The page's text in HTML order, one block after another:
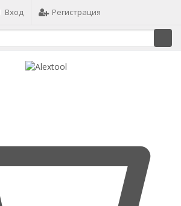
Вход Регистрация